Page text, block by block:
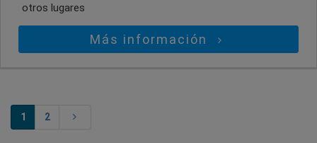
otros lugares
Más información
1 2